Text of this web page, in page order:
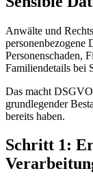
Anwälte und
personenbezogene
Personenschaden,
Familiendetails bei
Das macht
grundlegender
bereits haben.
Schritt 1: